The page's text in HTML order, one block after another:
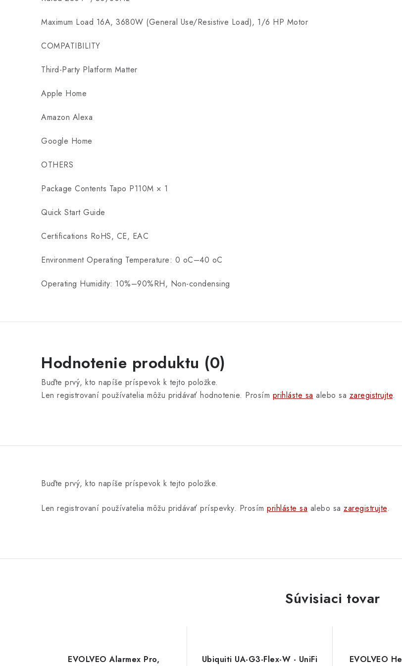
Maximum Load 16A, 3680W (General Use/Resistive Load), 1/6 HP Motor
COMPATIBILITY
Third-Party Platform Matter
Apple Home
Amazon Alexa
Google Home
OTHERS
Package Contents Tapo P110M × 1
Quick Start Guide
Certifications RoHS, CE, EAC
Environment Operating Temperature: 0 oC–40 oC
Operating Humidity: 10%–90%RH, Non-condensing
Hodnotenie produktu (0)
Buďte prvý, kto napíše príspevok k tejto položke.
Len registrovaní používatelia môžu pridávať hodnotenie. Prosím prihláste sa alebo sa zaregistrujte.
Buďte prvý, kto napíše príspevok k tejto položke.
Len registrovaní používatelia môžu pridávať príspevky. Prosím prihláste sa alebo sa zaregistrujte.
Súvisiaci tovar
EVOLVEO Alarmex Pro,
Ubiquiti UA-G3-Flex-W - UniFi
EVOLVEO